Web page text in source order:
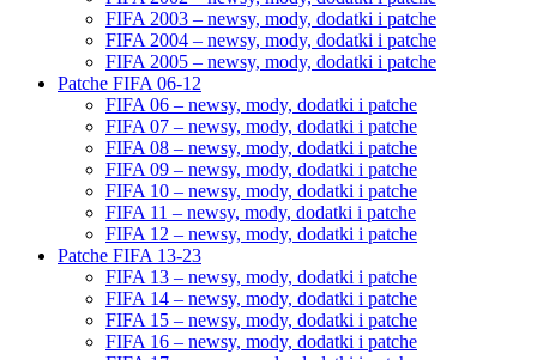
FIFA 2003 – newsy, mody, dodatki i patche
FIFA 2004 – newsy, mody, dodatki i patche
FIFA 2005 – newsy, mody, dodatki i patche
Patche FIFA 06-12
FIFA 06 – newsy, mody, dodatki i patche
FIFA 07 – newsy, mody, dodatki i patche
FIFA 08 – newsy, mody, dodatki i patche
FIFA 09 – newsy, mody, dodatki i patche
FIFA 10 – newsy, mody, dodatki i patche
FIFA 11 – newsy, mody, dodatki i patche
FIFA 12 – newsy, mody, dodatki i patche
Patche FIFA 13-23
FIFA 13 – newsy, mody, dodatki i patche
FIFA 14 – newsy, mody, dodatki i patche
FIFA 15 – newsy, mody, dodatki i patche
FIFA 16 – newsy, mody, dodatki i patche